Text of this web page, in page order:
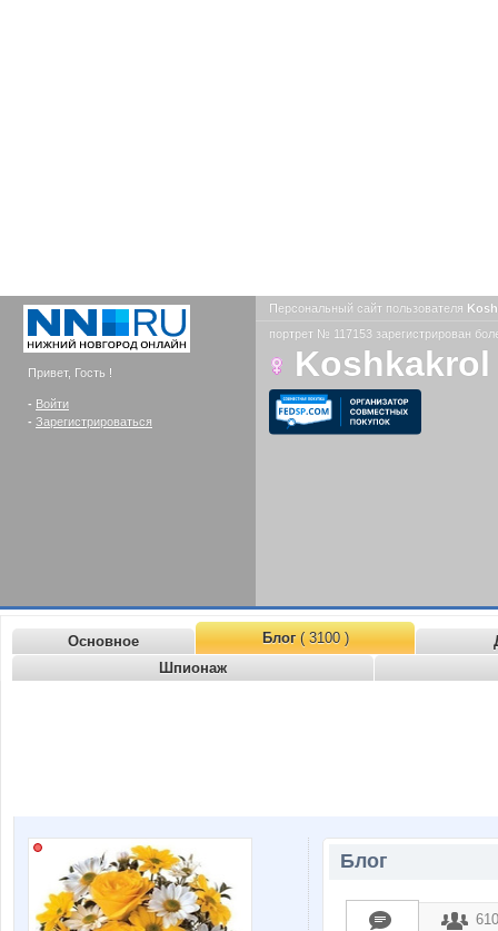
Привет, Гость !
- Войти
- Зарегистрироваться
Персональный сайт пользователя
портрет № 117153 зарегистрирован
Koshkakrol
Основное Блог( 3100 )
Шпионаж
Блог